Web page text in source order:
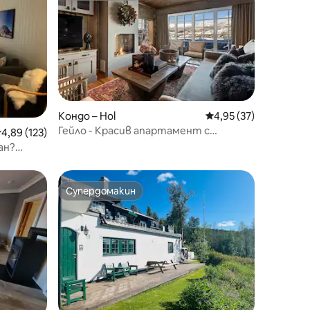
оценка: 4,89 от 5, 123 отзива
4,89 (123)
Кондо – Hol Средна оценка:
4,95 (37)
Гейло - Красив апартамент с
Супердомакин
Супердомакин